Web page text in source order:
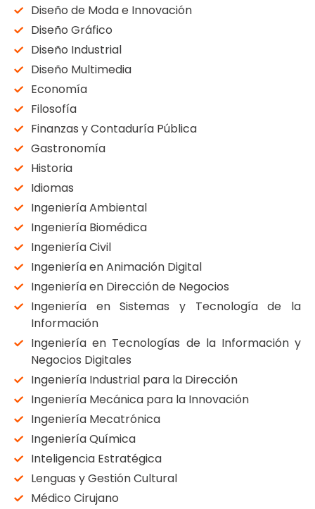
Diseño de Moda e Innovación
Diseño Gráfico
Diseño Industrial
Diseño Multimedia
Economía
Filosofía
Finanzas y Contaduría Pública
Gastronomía
Historia
Idiomas
Ingeniería Ambiental
Ingeniería Biomédica
Ingeniería Civil
Ingeniería en Animación Digital
Ingeniería en Dirección de Negocios
Ingeniería en Sistemas y Tecnología de la
Información
Ingeniería en Tecnologías de la Información y
Negocios Digitales
Ingeniería Industrial para la Dirección
Ingeniería Mecánica para la Innovación
Ingeniería Mecatrónica
Ingeniería Química
Inteligencia Estratégica
Lenguas y Gestión Cultural
Médico Cirujano